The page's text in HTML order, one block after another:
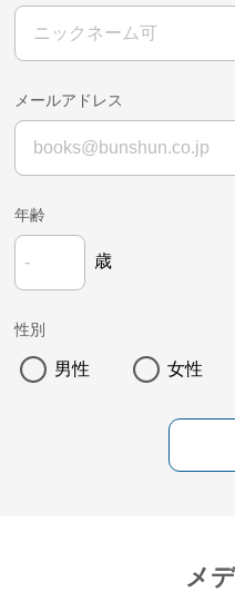
メールアドレス
年齢
歳
性別
男性 女性
メ